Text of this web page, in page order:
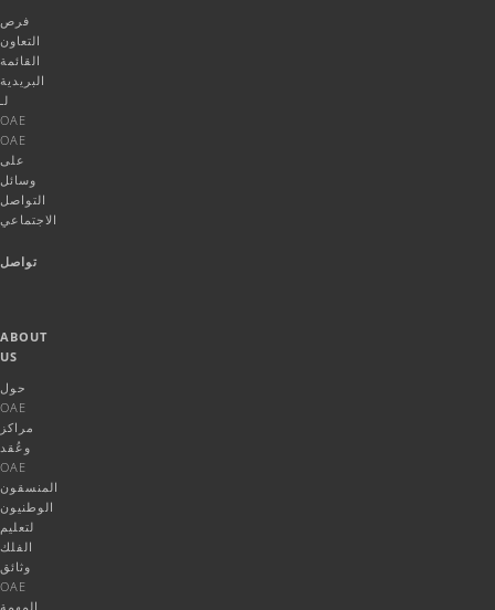
فرص
التعاون
القائمة
البريدية
لـ
OAE
OAE
على
وسائل
التواصل
الاجتماعي
تواصل
ABOUT
US
حول
OAE
مراكز
وعُقد
OAE
المنسقون
الوطنيون
لتعليم
الفلك
وثائق
OAE
المهمة